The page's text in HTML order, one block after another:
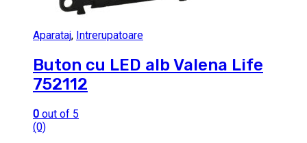
Aparataj, Intrerupatoare
Buton cu LED alb Valena Life
752112
0 out of 5
(0)